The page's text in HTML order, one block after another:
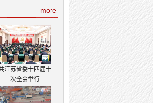
more
江苏省委十四届十
二次全会举行